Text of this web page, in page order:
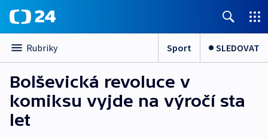
Rubriky Sport SLEDOVAT
Bolševická revoluce v
komiksu vyjde na výročí sta
let